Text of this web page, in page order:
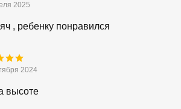
2025
, ребенку понравился
2024
высоте